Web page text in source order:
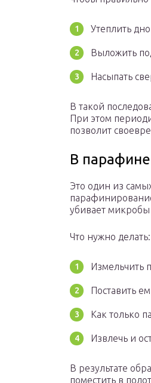
Утеплить
Выложить
Насыпать
В такой
При этом
позволит
В парафине
Это один из
убивает
Что нужно делать:
Измельчить
Поставить
Как только
Извлечь и
В результате
поместить в